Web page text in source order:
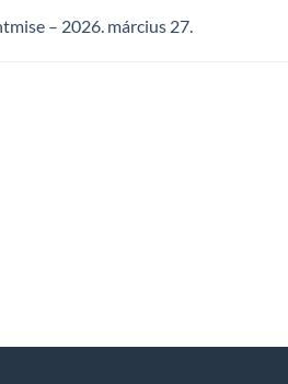
– 2026. március 27.